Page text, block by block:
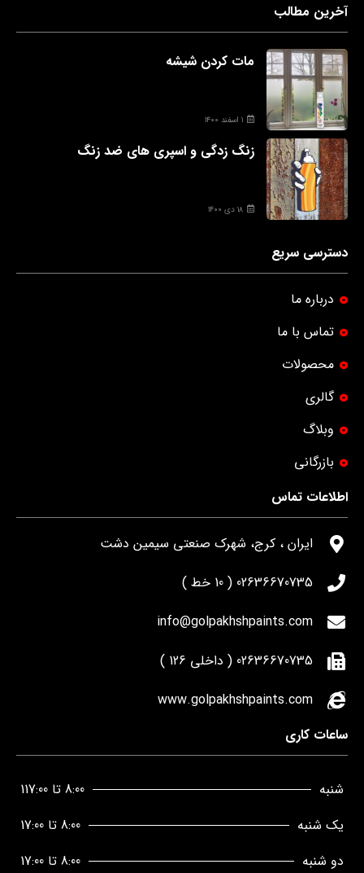
آخرین مطالب
مات کردن شیشه
۱ اسفند ۱۴۰۰
زنگ زدگی و اسپری های ضد زنگ
۱۸ دی ۱۴۰۰
دسترسی سریع
درباره ما
تماس با ما
محصولات
گالری
وبلاگ
بازرگانی
اطلاعات تماس
ایران ، کرج، شهرک صنعتی سیمین دشت
02636670735 ( 10 خط )
info@golpakhshpaints.com
02636670735 ( داخلی 126 )
www.golpakhshpaints.com
ساعات کاری
شنبه
8:00 تا 117:00
یک شنبه
8:00 تا 17:00
دو شنبه
8:00 تا 17:00